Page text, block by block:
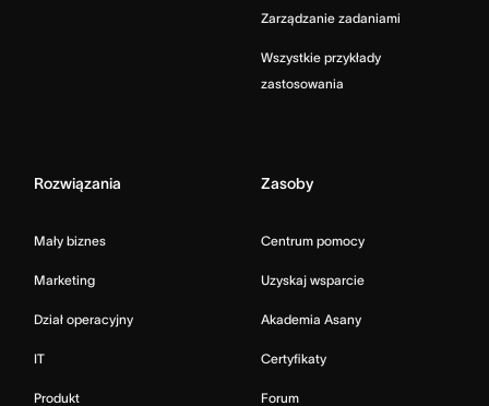
Zarządzanie zadaniami
Wszystkie przykłady
zastosowania
Rozwiązania
Mały biznes
Marketing
Dział operacyjny
IT
Produkt
Zasoby
Centrum pomocy
Uzyskaj wsparcie
Akademia Asany
Certyfikaty
Forum